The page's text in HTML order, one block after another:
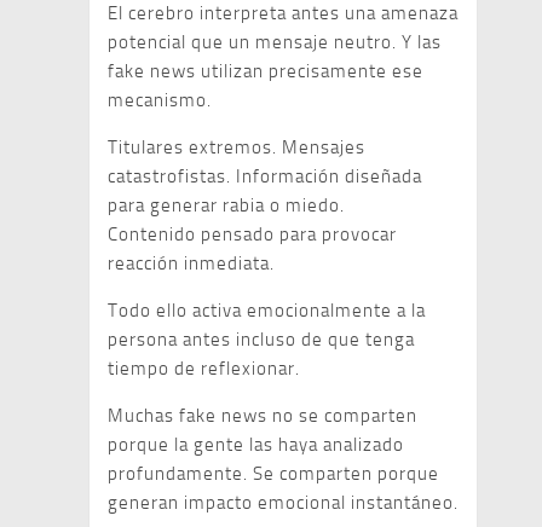
El cerebro interpreta antes una amenaza
potencial que un mensaje neutro. Y las
fake news utilizan precisamente ese
mecanismo.
Titulares extremos. Mensajes
catastrofistas. Información diseñada
para generar rabia o miedo.
Contenido pensado para provocar
reacción inmediata.
Todo ello activa emocionalmente a la
persona antes incluso de que tenga
tiempo de reflexionar.
Muchas fake news no se comparten
porque la gente las haya analizado
profundamente. Se comparten porque
generan impacto emocional instantáneo.